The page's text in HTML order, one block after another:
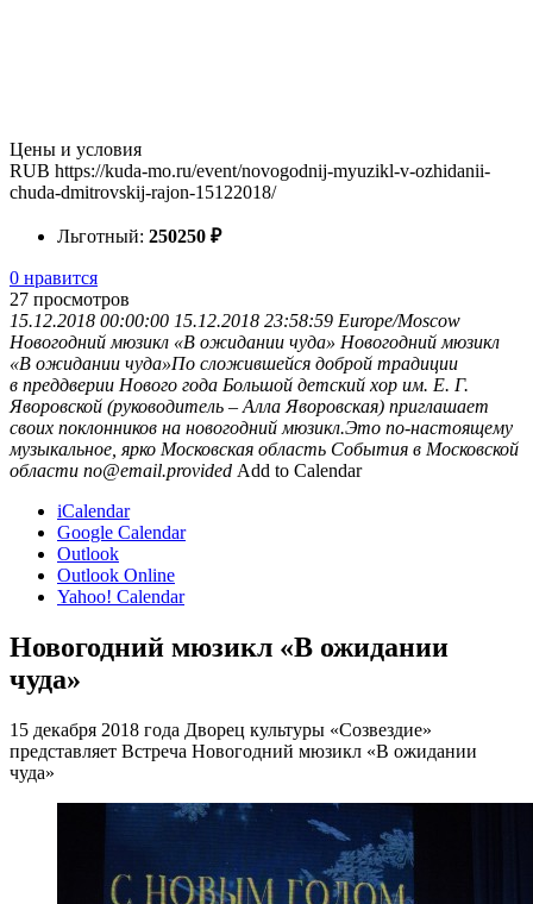
Цены и условия
RUB https://kuda-mo.ru/event/novogodnij-myuzikl-v-ozhidanii-
chuda-dmitrovskij-rajon-15122018/
Льготный: 250250 ₽
0 нравится
27 просмотров
15.12.2018 00:00:00 15.12.2018 23:58:59 Europe/Moscow
Новогодний мюзикл «В ожидании чуда» Новогодний мюзикл
«В ожидании чуда»По сложившейся доброй традиции
в преддверии Нового года Большой детский хор им. Е. Г.
Яворовской (руководитель – Алла Яворовская) приглашает
своих поклонников на новогодний мюзикл.Это по-настоящему
музыкальное, ярко Московская область События в Московской
области no@email.provided Add to Calendar
iCalendar
Google Calendar
Outlook
Outlook Online
Yahoo! Calendar
Новогодний мюзикл «В ожидании
чуда»
15 декабря 2018 года Дворец культуры «Созвездие»
представляет Встреча Новогодний мюзикл «В ожидании
чуда»